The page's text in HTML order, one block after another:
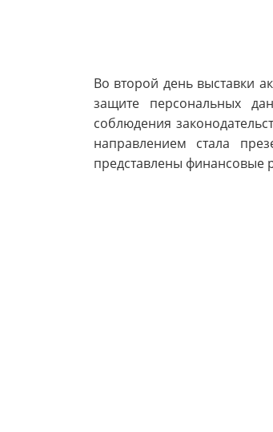
Во второй день выставки
защите персональных
соблюдения
направлением стала
представлены финансовые